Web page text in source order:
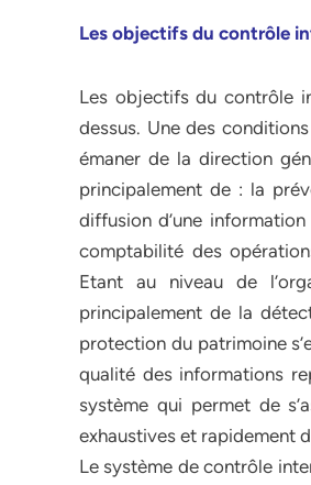
Les objectifs du contrôle
Les objectifs du contrôle
dessus. Une des
émaner de la direction
principalement de : la
diffusion d’une
comptabilité des
Etant au niveau de
principalement de la
protection du patrimoine
qualité des informations
système qui permet de
exhaustives et rapidement
Le système de contrôle